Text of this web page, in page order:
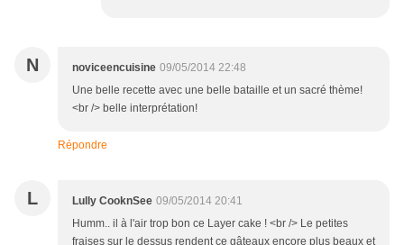
N noviceencuisine 09/05/2014 22:48
Une belle recette avec une belle bataille et un sacré thème!
<br /> belle interprétation!
Répondre
L Lully CooknSee 09/05/2014 20:41
Humm.. il à l'air trop bon ce Layer cake ! <br /> Le petites
fraises sur le dessus rendent ce gâteaux encore plus beaux et